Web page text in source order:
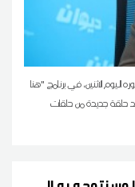
اليوم الاثنين، في برنامج "هنا
حلقة جديدة من حلقات